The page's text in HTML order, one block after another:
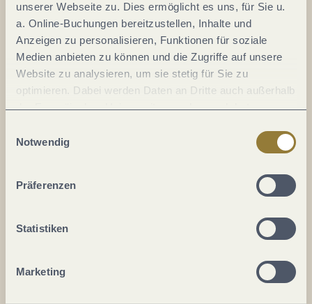
unserer Webseite zu. Dies ermöglicht es uns, für Sie u.
a. Online-Buchungen bereitzustellen, Inhalte und
Anzeigen zu personalisieren, Funktionen für soziale
Medien anbieten zu können und die Zugriffe auf unsere
Website zu analysieren, um sie stetig für Sie zu
optimieren. Dabei werden Daten an Dritte auch außerhalb
der Europäischen Union weitergegeben und dort
jederzeit widerrufen werden. Mit der Auswahl "Alle
ablehnen" kann es zu Beeinträchtigungen in der Nutzung
Notwendig
Präferenzen
Statistiken
Marketing
Auf der Karte
Weinberge
DE
Anreise planen